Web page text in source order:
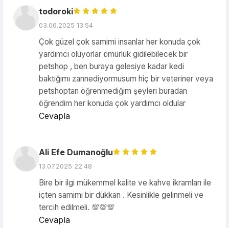
todoroki
03.06.2025 13:54
Çok güzel çok samimi insanlar her konuda çok
yardımcı oluyorlar ömürlük gidilebilecek bir
petshop , ben buraya gelesiye kadar kedi
baktığımı zannediyormusum hiç bir veteriner veya
petshoptan öğrenmediğim şeyleri buradan
öğrendim her konuda çok yardımcı oldular
Cevapla
Ali Efe Dumanoğlu
13.07.2025 22:48
Bire bir ilgi mükemmel kalite ve kahve ikramları ile
içten samimi bir dükkan . Kesinlikle gelinmeli ve
tercih edilmeli. 💯💯💯
Cevapla